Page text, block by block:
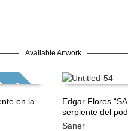
Available Artwork
GRATIS
en la
LEER MÁS
Edgar Flores
serpiente del
Saner